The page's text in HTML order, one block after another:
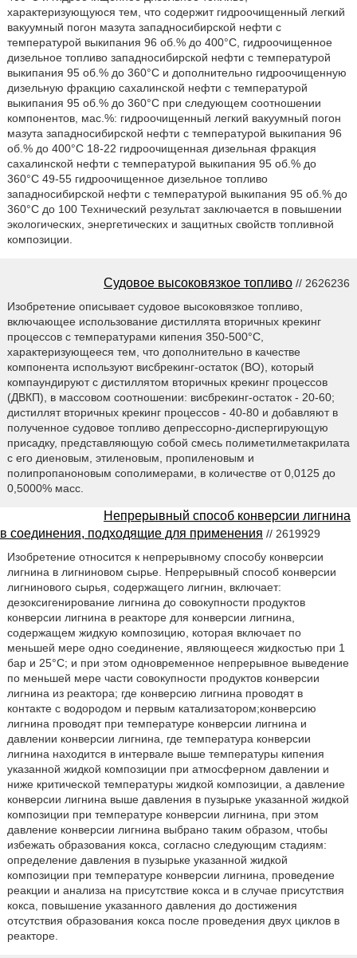
характеризующуюся тем, что содержит гидроочищенный легкий
вакуумный погон мазута западносибирской нефти с
температурой выкипания 96 об.% до 400°С, гидроочищенное
дизельное топливо западносибирской нефти с температурой
выкипания 95 об.% до 360°С и дополнительно гидроочищенную
дизельную фракцию сахалинской нефти с температурой
выкипания 95 об.% до 360°С при следующем соотношении
компонентов, мас.%: гидроочищенный легкий вакуумный погон
мазута западносибирской нефти с температурой выкипания 96
об.% до 400°С 18-22 гидроочищенная дизельная фракция
сахалинской нефти с температурой выкипания 95 об.% до
360°С 49-55 гидроочищенное дизельное топливо
западносибирской нефти с температурой выкипания 95 об.% до
360°С до 100 Технический результат заключается в повышении
экологических, энергетических и защитных свойств топливной
композиции.
Судовое высоковязкое топливо // 2626236
Изобретение описывает судовое высоковязкое топливо,
включающее использование дистиллята вторичных крекинг
процессов с температурами кипения 350-500°С,
характеризующееся тем, что дополнительно в качестве
компонента используют висбрекинг-остаток (ВО), который
компаундируют с дистиллятом вторичных крекинг процессов
(ДВКП), в массовом соотношении: висбрекинг-остаток - 20-60;
дистиллят вторичных крекинг процессов - 40-80 и добавляют в
полученное судовое топливо депрессорно-диспергирующую
присадку, представляющую собой смесь полиметилметакрилата
с его диеновым, этиленовым, пропиленовым и
полипропаноновым сополимерами, в количестве от 0,0125 до
0,5000% масс.
Непрерывный способ конверсии лигнина
в соединения, подходящие для применения // 2619929
Изобретение относится к непрерывному способу конверсии
лигнина в лигниновом сырье. Непрерывный способ конверсии
лигнинового сырья, содержащего лигнин, включает:
дезоксигенирование лигнина до совокупности продуктов
конверсии лигнина в реакторе для конверсии лигнина,
содержащем жидкую композицию, которая включает по
меньшей мере одно соединение, являющееся жидкостью при 1
бар и 25°C; и при этом одновременное непрерывное выведение
по меньшей мере части совокупности продуктов конверсии
лигнина из реактора; где конверсию лигнина проводят в
контакте с водородом и первым катализатором;конверсию
лигнина проводят при температуре конверсии лигнина и
давлении конверсии лигнина, где температура конверсии
лигнина находится в интервале выше температуры кипения
указанной жидкой композиции при атмосферном давлении и
ниже критической температуры жидкой композиции, а давление
конверсии лигнина выше давления в пузырьке указанной жидкой
композиции при температуре конверсии лигнина, при этом
давление конверсии лигнина выбрано таким образом, чтобы
избежать образования кокса, согласно следующим стадиям:
определение давления в пузырьке указанной жидкой
композиции при температуре конверсии лигнина, проведение
реакции и анализа на присутствие кокса и в случае присутствия
кокса, повышение указанного давления до достижения
отсутствия образования кокса после проведения двух циклов в
реакторе.